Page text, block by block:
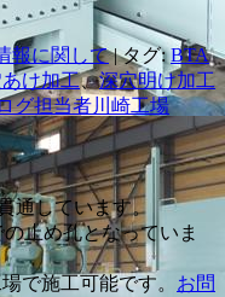
報に関して| タグ:BTA
け加工、深穴明け加工
グ担当者川崎工場
通しています。
止め孔となっていま
で施工可能です。 お問